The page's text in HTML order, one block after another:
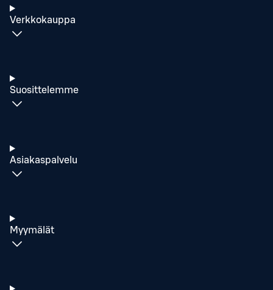
Verkkokauppa
Suosittelemme
Asiakaspalvelu
Myymälät